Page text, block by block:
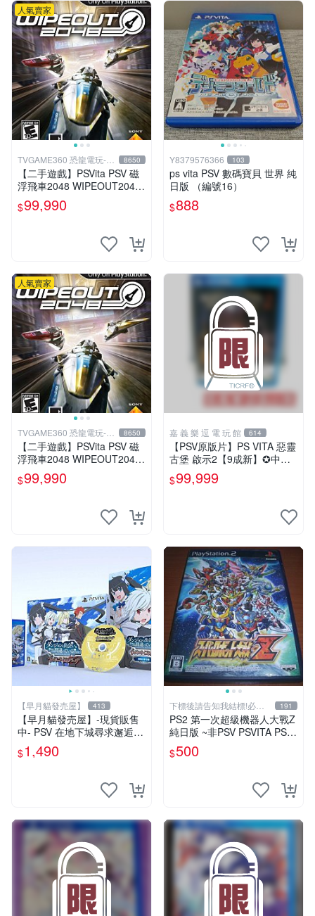
人氣賣家
TVGAME360 恐龍電玩-台
中店
8650
【二手遊戲】PSVita PSV 磁
浮飛車2048 WIPEOUT2048
英文亞版【台中恐龍電玩】
$99,990
Y8379576366 103
ps vita PSV 數碼寶貝 世界 純
日版 （編號16）
$888
人氣賣家
TVGAME360 恐龍電玩-台
中店
8650
【二手遊戲】PSVita PSV 磁
浮飛車2048 WIPEOUT2048
英文亞版【台中恐龍電玩】
$99,990
嘉 義 樂 逗 電 玩 館 614
【PSV原版片】PS VITA 惡靈
古堡 啟示2【9成新】✪中文
亞版 中古二手✪嘉義樂逗電
玩館
$99,999
【早月貓發売屋】 413
【早月貓發売屋】-現貨販售
中- PSV 在地下城尋求邂逅是
否搞錯了什麼 無限戰鬥 純日
版 限定版 PS Vita
$1,490
下標後請告知我結標!必看
關於我
191
PS2 第一次超級機器人大戰Z
純日版 ~非PSV PSVITA PS3
天獄篇 時獄篇 第三次
$500